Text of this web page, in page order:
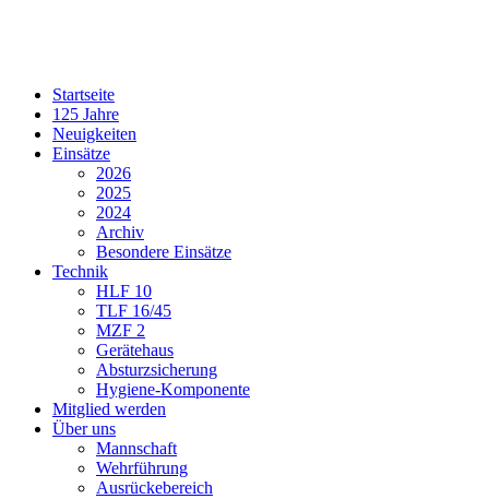
Startseite
125 Jahre
Neuigkeiten
Einsätze
2026
2025
2024
Archiv
Besondere Einsätze
Technik
HLF 10
TLF 16/45
MZF 2
Gerätehaus
Absturzsicherung
Hygiene-Komponente
Mitglied werden
Über uns
Mannschaft
Wehrführung
Ausrückebereich